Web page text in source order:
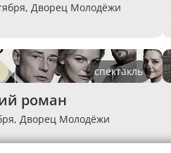
Дворец Молодёжи
спектакль
роман
Дворец Молодёжи